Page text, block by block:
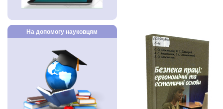
На допомогу науковцям